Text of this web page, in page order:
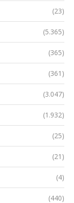
(23)
(5.365)
(365)
(361)
(3.047)
(1.932)
(25)
(21)
(4)
(440)